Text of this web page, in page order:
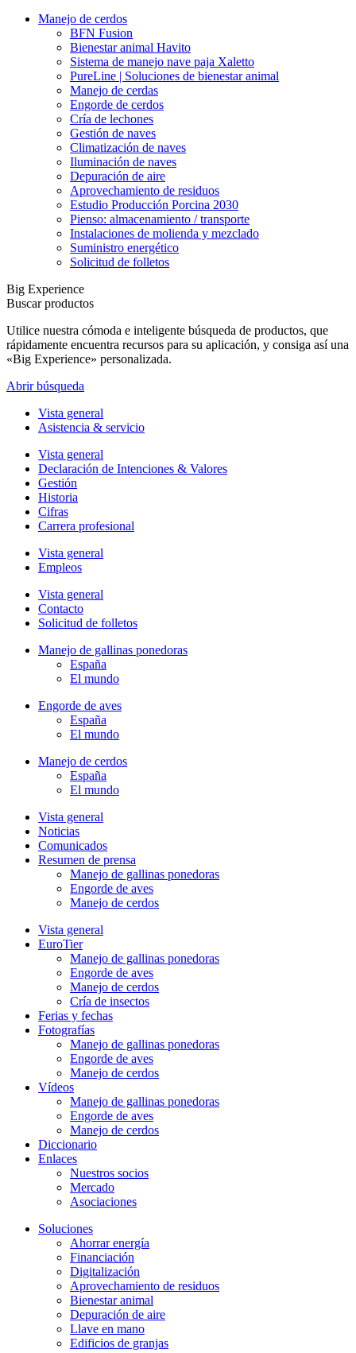
Manejo de cerdos
BFN Fusion
Bienestar animal Havito
Sistema de manejo nave paja Xaletto
PureLine | Soluciones de bienestar animal
Manejo de cerdas
Engorde de cerdos
Cría de lechones
Gestión de naves
Climatización de naves
Iluminación de naves
Depuración de aire
Aprovechamiento de residuos
Estudio Producción Porcina 2030
Pienso: almacenamiento / transporte
Instalaciones de molienda y mezclado
Suministro energético
Solicitud de folletos
Big Experience
Buscar productos
Utilice nuestra cómoda e inteligente búsqueda de productos, que
rápidamente encuentra recursos para su aplicación, y consiga así una
«Big Experience» personalizada.
Abrir búsqueda
Vista general
Asistencia & servicio
Vista general
Declaración de Intenciones & Valores
Gestión
Historia
Cifras
Carrera profesional
Vista general
Empleos
Vista general
Contacto
Solicitud de folletos
Manejo de gallinas ponedoras
España
El mundo
Engorde de aves
España
El mundo
Manejo de cerdos
España
El mundo
Vista general
Noticias
Comunicados
Resumen de prensa
Manejo de gallinas ponedoras
Engorde de aves
Manejo de cerdos
Vista general
EuroTier
Manejo de gallinas ponedoras
Engorde de aves
Manejo de cerdos
Cría de insectos
Ferias y fechas
Fotografías
Manejo de gallinas ponedoras
Engorde de aves
Manejo de cerdos
Vídeos
Manejo de gallinas ponedoras
Engorde de aves
Manejo de cerdos
Diccionario
Enlaces
Nuestros socios
Mercado
Asociaciones
Soluciones
Ahorrar energía
Financiación
Digitalización
Aprovechamiento de residuos
Bienestar animal
Depuración de aire
Llave en mano
Edificios de granjas